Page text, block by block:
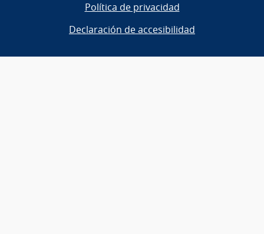
Política de privacidad
Declaración de accesibilidad